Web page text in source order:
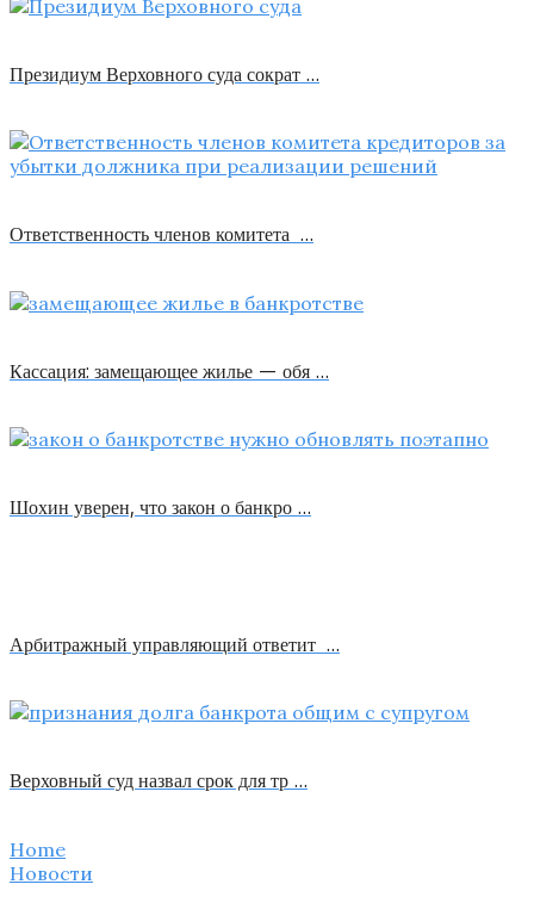
Президиум Верховного суда сократ …
Ответственность членов комитета …
Кассация: замещающее жилье — обя …
Шохин уверен, что закон о банкро …
Арбитражный управляющий ответит …
Верховный суд назвал срок для тр …
Home
Новости